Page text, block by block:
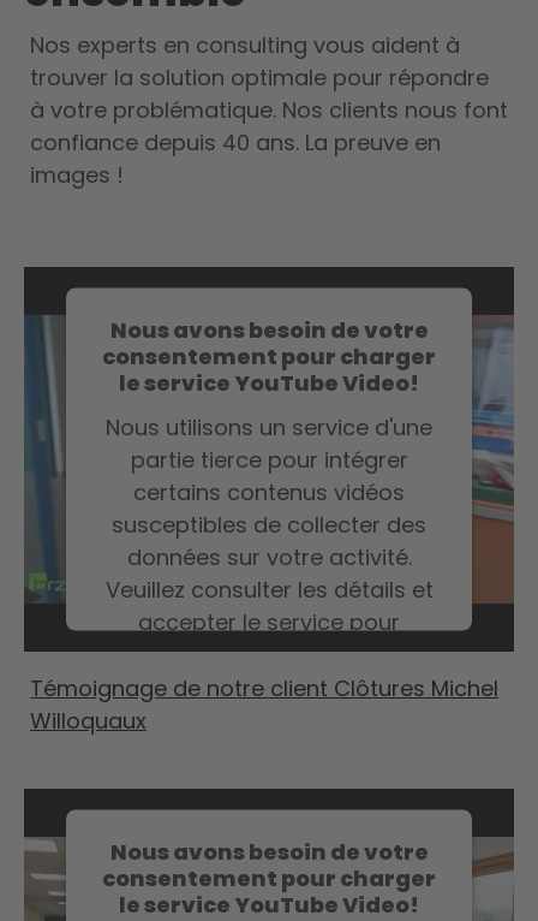
Nos experts en consulting vous aident à
trouver la solution optimale pour répondre
à votre problématique. Nos clients nous font
confiance depuis 40 ans. La preuve en
images !
Nous avons besoin de votre
consentement pour charger
le service YouTube Video!
Nous utilisons un service d'une
partie tierce pour intégrer
certains contenus vidéos
susceptibles de collecter des
données sur votre activité.
Veuillez consulter les détails et
accepter le service pour
regarder cette vidéo.
Accepter
Témoignage de notre client Clôtures Michel
Willoquaux
Nous avons besoin de votre
consentement pour charger
le service YouTube Video!